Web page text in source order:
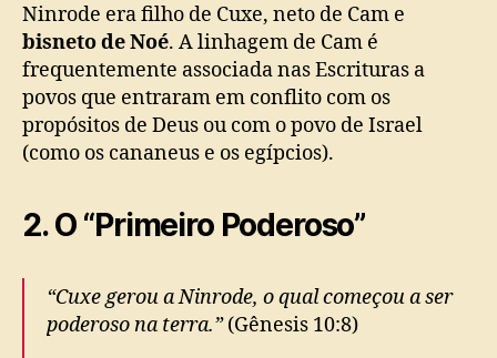
Ninrode era filho de Cuxe, neto de Cam e
bisneto de Noé. A linhagem de Cam é
frequentemente associada nas Escrituras a
povos que entraram em conflito com os
propósitos de Deus ou com o povo de Israel
(como os cananeus e os egípcios).
2. O “Primeiro Poderoso”
“Cuxe gerou a Ninrode, o qual começou a ser
poderoso na terra.”(Gênesis 10:8)